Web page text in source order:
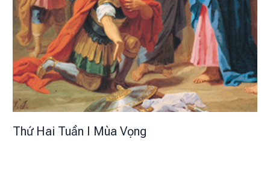
Thứ Hai Tuần I Mùa Vọng